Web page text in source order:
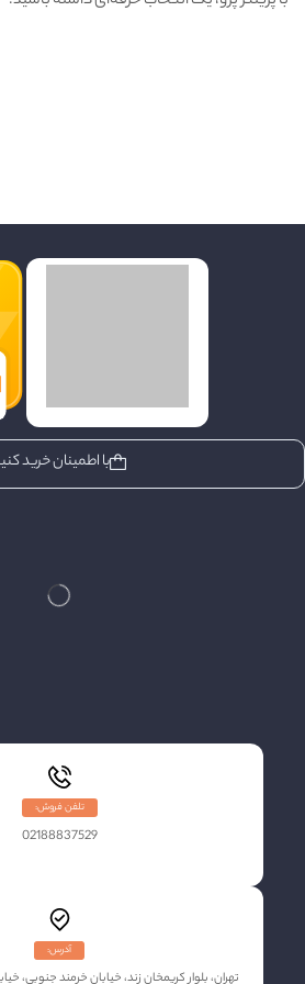
با اطمینان خرید
تلفن فروش:
02188837529
آدرس:
تهران، بلوار کریمخان زند، خیابان خرمند جنوبی، خیابان